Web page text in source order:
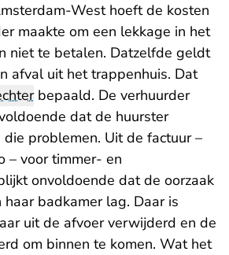
West hoeft de kosten
maakte om een lekkage in het
niet te betalen. Datzelfde geldt
afval uit het trappenhuis. Dat
bepaald. De verhuurder
dat de huurster
problemen. Uit de factuur –
– voor timmer- en
onvoldoende dat de oorzaak
badkamer lag. Daar is
uit de afvoer verwijderd en de
om binnen te komen. Wat het